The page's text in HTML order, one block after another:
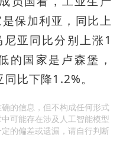
保加利亚，同比上
亚同比分别上涨1
的国家是卢森堡，
比下降1.2%。
的信息，但不构成任何形式
可能存在涉及人工智能模型
的偏差或遗漏，请自行判断